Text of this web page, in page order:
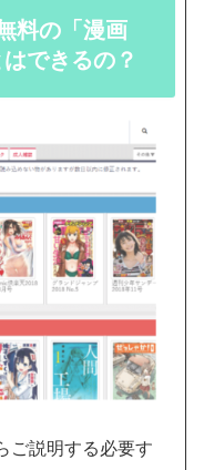
料の「漫画
できるの？
ご説明する必要す